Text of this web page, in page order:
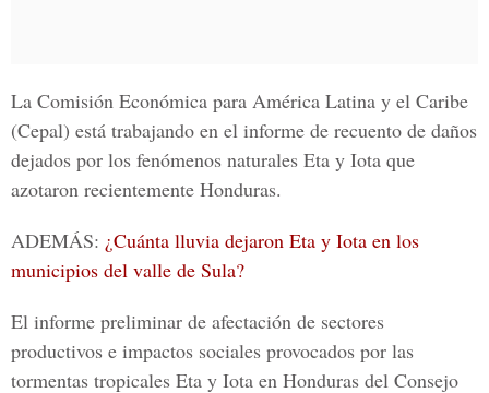
La Comisión Económica para América Latina y el Caribe
(Cepal) está trabajando en el informe de recuento de daños
dejados por los fenómenos naturales Eta y Iota que
azotaron recientemente Honduras.
ADEMÁS: ¿Cuánta lluvia dejaron Eta y Iota en los
municipios del valle de Sula?
El informe preliminar de afectación de sectores
productivos e impactos sociales provocados por las
tormentas tropicales Eta y Iota en Honduras del Consejo